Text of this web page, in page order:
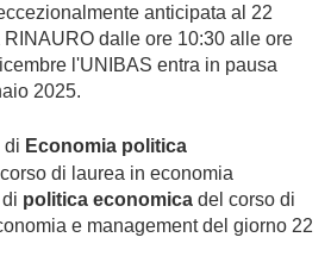
anticipata al 22
dalle ore 10:30 alle ore
l'UNIBAS entra in pausa
2025.
di Economia politica
di laurea in economia
politica economica del corso di
e management del giorno 22